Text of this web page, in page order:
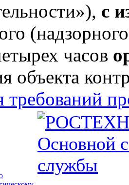
с
часов
объекта
требований
Основной
службы